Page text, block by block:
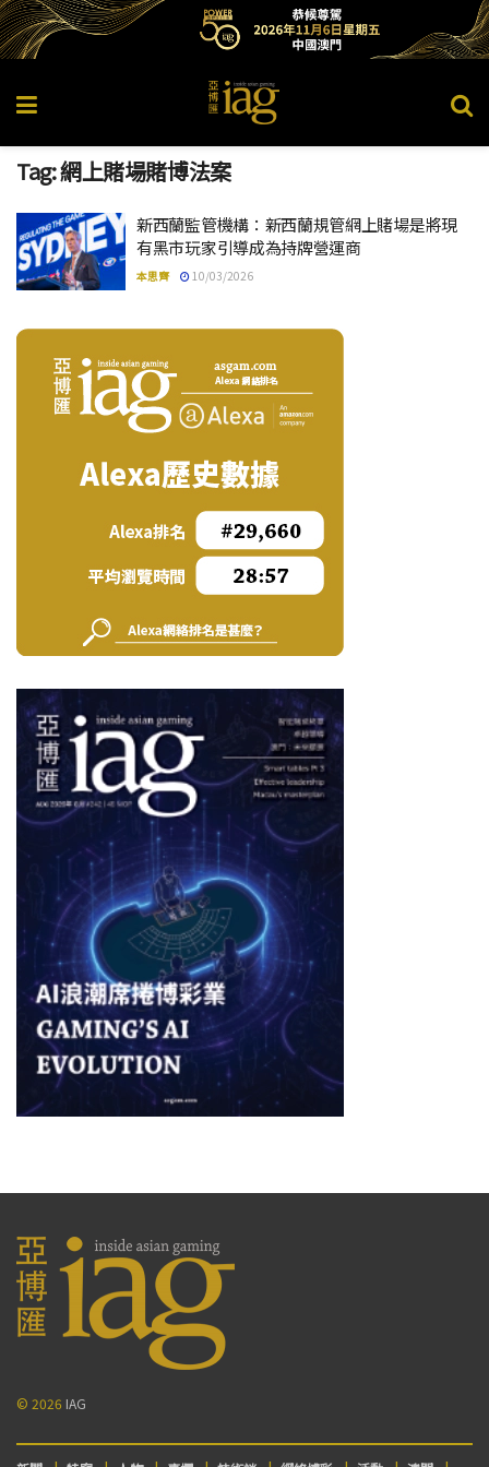
Tag:網上賭場賭博法案
新西蘭監管機構：新西蘭規管網上賭場是將現
有黑市玩家引導成為持牌營運商
本思齊 10/03/2026
© 2026 IAG